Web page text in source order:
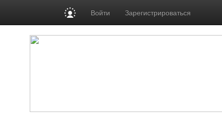
Войти Зарегистрироваться